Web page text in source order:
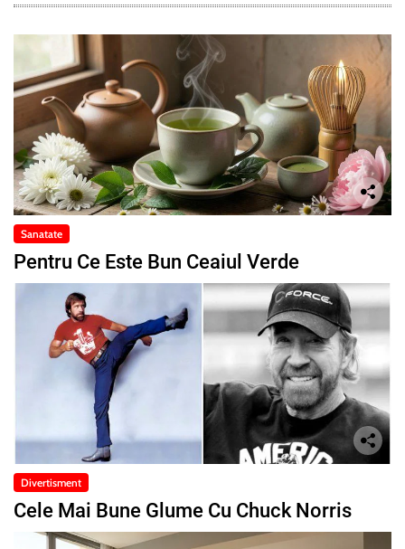
Sanatate
Pentru Ce Este Bun Ceaiul Verde
Divertisment
Cele Mai Bune Glume Cu Chuck Norris